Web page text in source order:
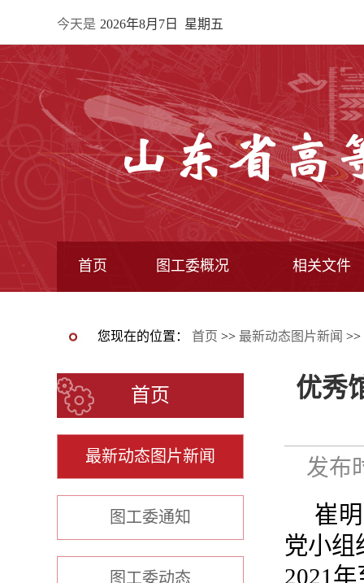
今天是 2026年8月7日 星期五
首页 图工委概况 相关文件
您现在的位置： 首页 >> 最新动态图片新闻 >>
首页
最新动态图片新闻
图工委通知
图工委动态
优秀
发布
崔
党小组
2021